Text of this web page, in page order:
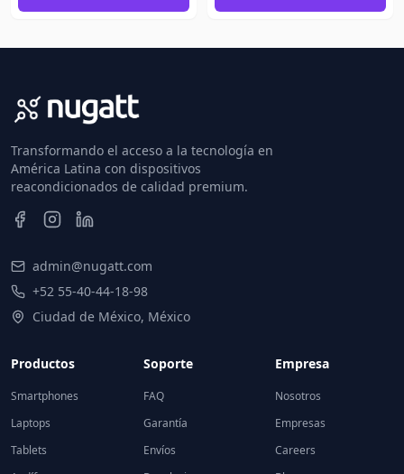
Transformando el acceso a la tecnología en
América Latina con dispositivos
reacondicionados de calidad premium.
admin@nugatt.com
+52 55-40-44-18-98
Ciudad de México, México
Productos
Smartphones
Laptops
Tablets
Soporte
FAQ
Garantía
Envíos
Empresa
Nosotros
Empresas
Careers